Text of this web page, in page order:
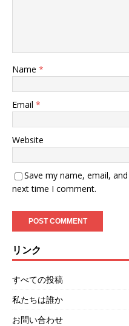
Name *
Email *
Website
Save my name, email,
next time I comment.
リンク
すべての投稿
私たちは誰か
お問い合わせ